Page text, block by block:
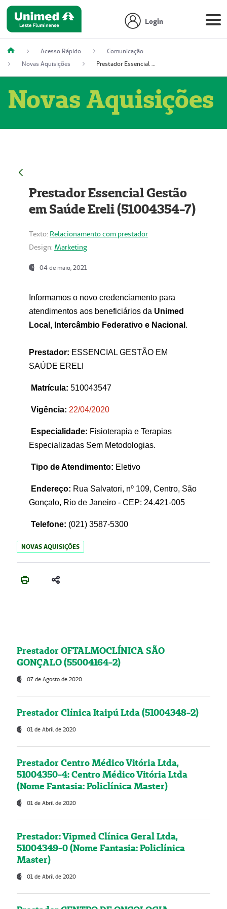
Login
Acesso Rápido
Comunicação
Novas Aquisições
Prestador Essencial Gestão em Saúde Ereli (51004354-7)
Novas Aquisições
Prestador Essencial Gestão
em Saúde Ereli (51004354-7)
Texto: Relacionamento com prestador
Design: Marketing
04 de maio, 2021
Informamos o novo credenciamento para
atendimentos aos beneficiários da Unimed
Local, Intercâmbio Federativo e Nacional .
Prestador: ESSENCIAL GESTÃO EM
SAÚDE ERELI
Matrícula: 510043547
Vigência: 22/04/2020
Especialidade: Fisioterapia e Terapias
Especializadas Sem Metodologias.
Tipo de Atendimento: Eletivo
Endereço: Rua Salvatori, nº 109, Centro, São
Gonçalo, Rio de Janeiro - CEP: 24.421-005
Telefone: (021) 3587-5300
NOVAS AQUISIÇÕES
Prestador OFTALMOCLÍNICA SÃO
GONÇALO (55004164-2)
07 de Agosto de 2020
Prestador Clínica Itaipú Ltda (51004348-2)
01 de Abril de 2020
Prestador Centro Médico Vitória Ltda,
51004350-4: Centro Médico Vitória Ltda
(Nome Fantasia: Policlínica Master)
01 de Abril de 2020
Prestador: Vipmed Clínica Geral Ltda,
51004349-0 (Nome Fantasia: Policlínica
Master)
01 de Abril de 2020